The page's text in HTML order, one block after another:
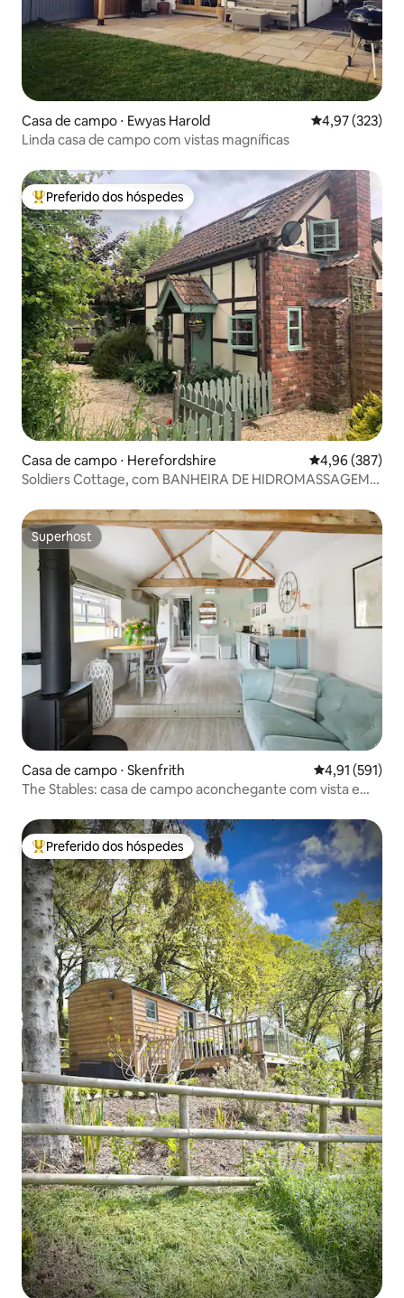
Casa de campo ⋅ Ewyas Harold 4,97 de uma
4,97 (323)
Linda casa de campo com vistas magníficas
Entre os melhores preferidos dos hóspedes
Preferido dos hóspedes
Casa de campo ⋅ Herefordshire 4,96 de uma
4,96 (387)
Soldiers Cottage, com BANHEIRA DE HIDROMASSAGEM,
Superhost
Superhost
Casa de campo ⋅ Skenfrith 4,91 de uma
4,91 (591)
The Stables: casa de campo aconchegante com vista e
Entre os melhores preferidos dos hóspedes
Preferido dos hóspedes